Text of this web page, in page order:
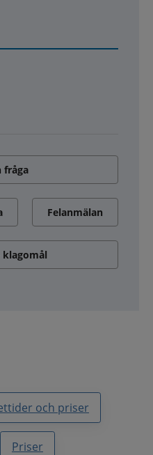
fråga
Felanmälan
och priser
Priser